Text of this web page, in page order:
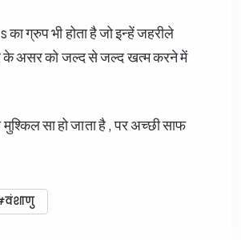
भी होता है जो इन्हें जहरीले
असर को जल्द से जल्द खत्म करने में
सा हो जाता है , पर अच्छी साफ
वंशाणु